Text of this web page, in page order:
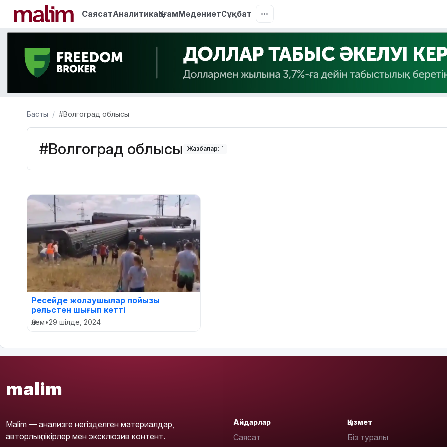
СаясатАналитикаҚоғамМәдениетСұқбат
Басты #Волгоград облысы
#Волгоград облысы Жазбалар: 1
Ресейде жолаушылар пойызы
рельстен шығып кетті
Әлем•29 шілде, 2024
malim
Malim — анализге негізделген материалдар,
авторлық пікірлер мен эксклюзив контент.
Айдарлар
Саясат
Қызмет
Біз туралы